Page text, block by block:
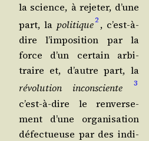
la science, à reje­ter, d’une
part, la poli­tique2 , c’est-à-
dire l’im­po­si­tion par la
force d’un cer­tain arbi­
traire et, d’autre part, la
révo­lu­tion incons­ciente
3
c’est-à-dire le ren­ver­se­
ment d’une orga­ni­sa­tion
défec­tueuse par des indi­